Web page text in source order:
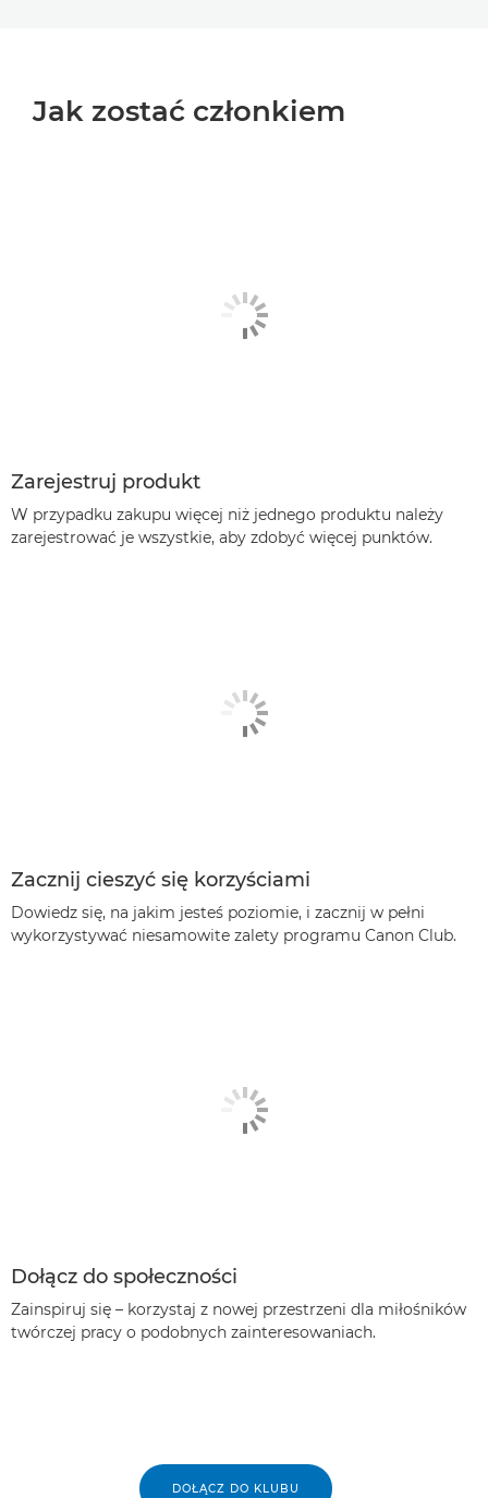
Jak zostać członkiem
Zarejestruj produkt
W przypadku zakupu więcej niż jednego produktu należy
zarejestrować je wszystkie, aby zdobyć więcej punktów.
Zacznij cieszyć się korzyściami
Dowiedz się, na jakim jesteś poziomie, i zacznij w pełni
wykorzystywać niesamowite zalety programu Canon Club.
Dołącz do społeczności
Zainspiruj się – korzystaj z nowej przestrzeni dla miłośników
twórczej pracy o podobnych zainteresowaniach.
DOŁĄCZ DO KLUBU